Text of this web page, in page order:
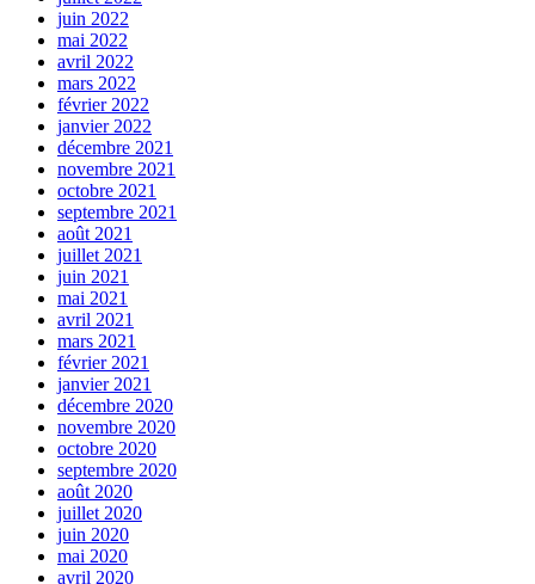
juin 2022
mai 2022
avril 2022
mars 2022
février 2022
janvier 2022
décembre 2021
novembre 2021
octobre 2021
septembre 2021
août 2021
juillet 2021
juin 2021
mai 2021
avril 2021
mars 2021
février 2021
janvier 2021
décembre 2020
novembre 2020
octobre 2020
septembre 2020
août 2020
juillet 2020
juin 2020
mai 2020
avril 2020